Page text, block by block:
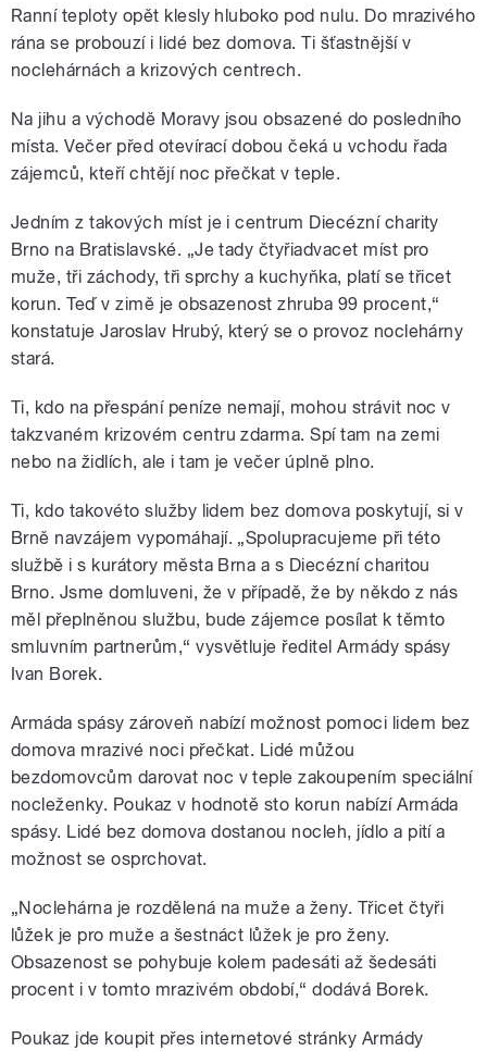
Ranní teploty opět klesly hluboko pod nulu. Do mrazivého
rána se probouzí i lidé bez domova. Ti šťastnější v
noclehárnách a krizových centrech.
Na jihu a východě Moravy jsou obsazené do posledního
místa. Večer před otevírací dobou čeká u vchodu řada
zájemců, kteří chtějí noc přečkat v teple.
Jedním z takových míst je i centrum Diecézní charity
Brno na Bratislavské. „Je tady čtyřiadvacet míst pro
muže, tři záchody, tři sprchy a kuchyňka, platí se třicet
korun. Teď v zimě je obsazenost zhruba 99 procent,“
konstatuje Jaroslav Hrubý, který se o provoz noclehárny
stará.
Ti, kdo na přespání peníze nemají, mohou strávit noc v
takzvaném krizovém centru zdarma. Spí tam na zemi
nebo na židlích, ale i tam je večer úplně plno.
Ti, kdo takovéto služby lidem bez domova poskytují, si v
Brně navzájem vypomáhají. „Spolupracujeme při této
službě i s kurátory města Brna a s Diecézní charitou
Brno. Jsme domluveni, že v případě, že by někdo z nás
měl přeplněnou službu, bude zájemce posílat k těmto
smluvním partnerům,“ vysvětluje ředitel Armády spásy
Ivan Borek.
Armáda spásy zároveň nabízí možnost pomoci lidem bez
domova mrazivé noci přečkat. Lidé můžou
bezdomovcům darovat noc v teple zakoupením speciální
nocleženky. Poukaz v hodnotě sto korun nabízí Armáda
spásy. Lidé bez domova dostanou nocleh, jídlo a pití a
možnost se osprchovat.
„Noclehárna je rozdělená na muže a ženy. Třicet čtyři
lůžek je pro muže a šestnáct lůžek je pro ženy.
Obsazenost se pohybuje kolem padesáti až šedesáti
procent i v tomto mrazivém období,“ dodává Borek.
Poukaz jde koupit přes internetové stránky Armády